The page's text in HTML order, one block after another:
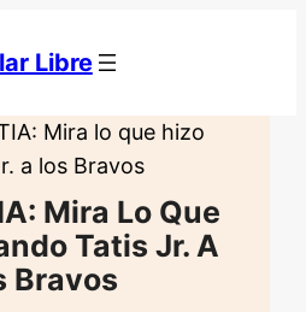
Libre
Mira lo que hizo
a los Bravos
Mira Lo Que
Tatis Jr. A
Bravos